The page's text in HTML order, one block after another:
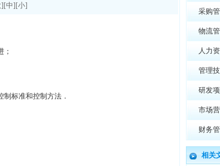
][中][小]
；
标准和控制方法．
采购
物流
人力
管理
研发项
市场
财务
相关